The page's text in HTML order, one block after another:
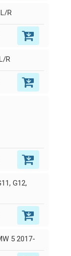
R
R
G12,
5 2017-